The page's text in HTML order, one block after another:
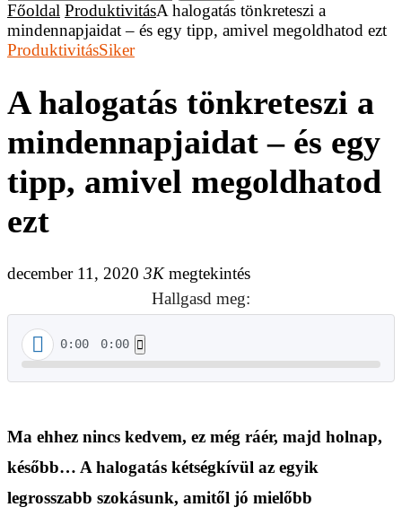
Főoldal ProduktivitásA halogatás tönkreteszi a
mindennapjaidat – és egy tipp, amivel megoldhatod ezt
ProduktivitásSiker
A halogatás tönkreteszi a
mindennapjaidat – és egy
tipp, amivel megoldhatod
ezt
december 11, 2020 3Kmegtekintés
Hallgasd meg:
0:00 0:00
Ma ehhez nincs kedvem, ez még ráér, majd holnap,
később… A halogatás kétségkívül az egyik
legrosszabb szokásunk, amitől jó mielőbb